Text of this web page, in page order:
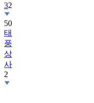
32
50
태
풍
상
사
2